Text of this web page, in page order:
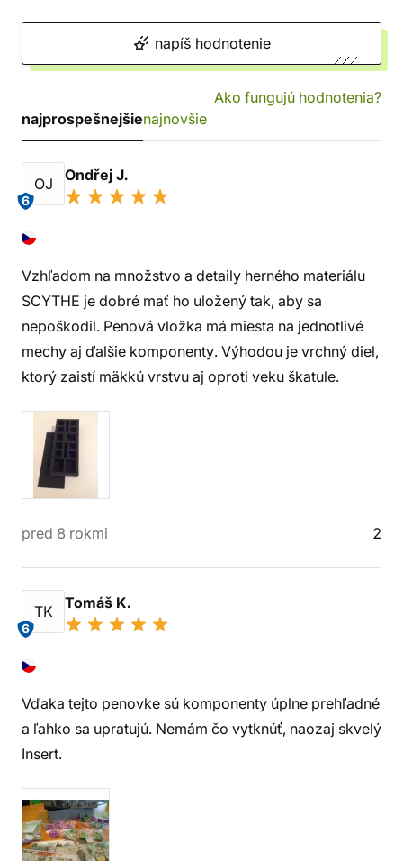
napíš hodnotenie
Ako fungujú hodnotenia?
najprospešnejšienajnovšie
OJ
6
Ondřej J.
Vzhľadom na množstvo a detaily herného materiálu
SCYTHE je dobré mať ho uložený tak, aby sa
nepoškodil. Penová vložka má miesta na jednotlivé
mechy aj ďalšie komponenty. Výhodou je vrchný diel,
ktorý zaistí mäkkú vrstvu aj oproti veku škatule.
pred 8 rokmi 2
TK
6
Tomáš K.
Vďaka tejto penovke sú komponenty úplne prehľadné
a ľahko sa upratujú. Nemám čo vytknúť, naozaj skvelý
Insert.